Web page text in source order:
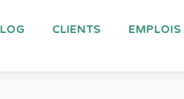
CLIENTS EMPLOIS